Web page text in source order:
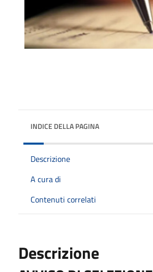
INDICE DELLA PAGINA
Descrizione
A cura di
Contenuti correlati
Descrizione